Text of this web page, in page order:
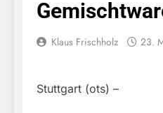
Klaus Frischholz 23.
Stuttgart (ots) –